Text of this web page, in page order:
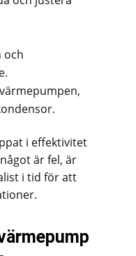
och
i effektivitet
är fel, är
i tid för att